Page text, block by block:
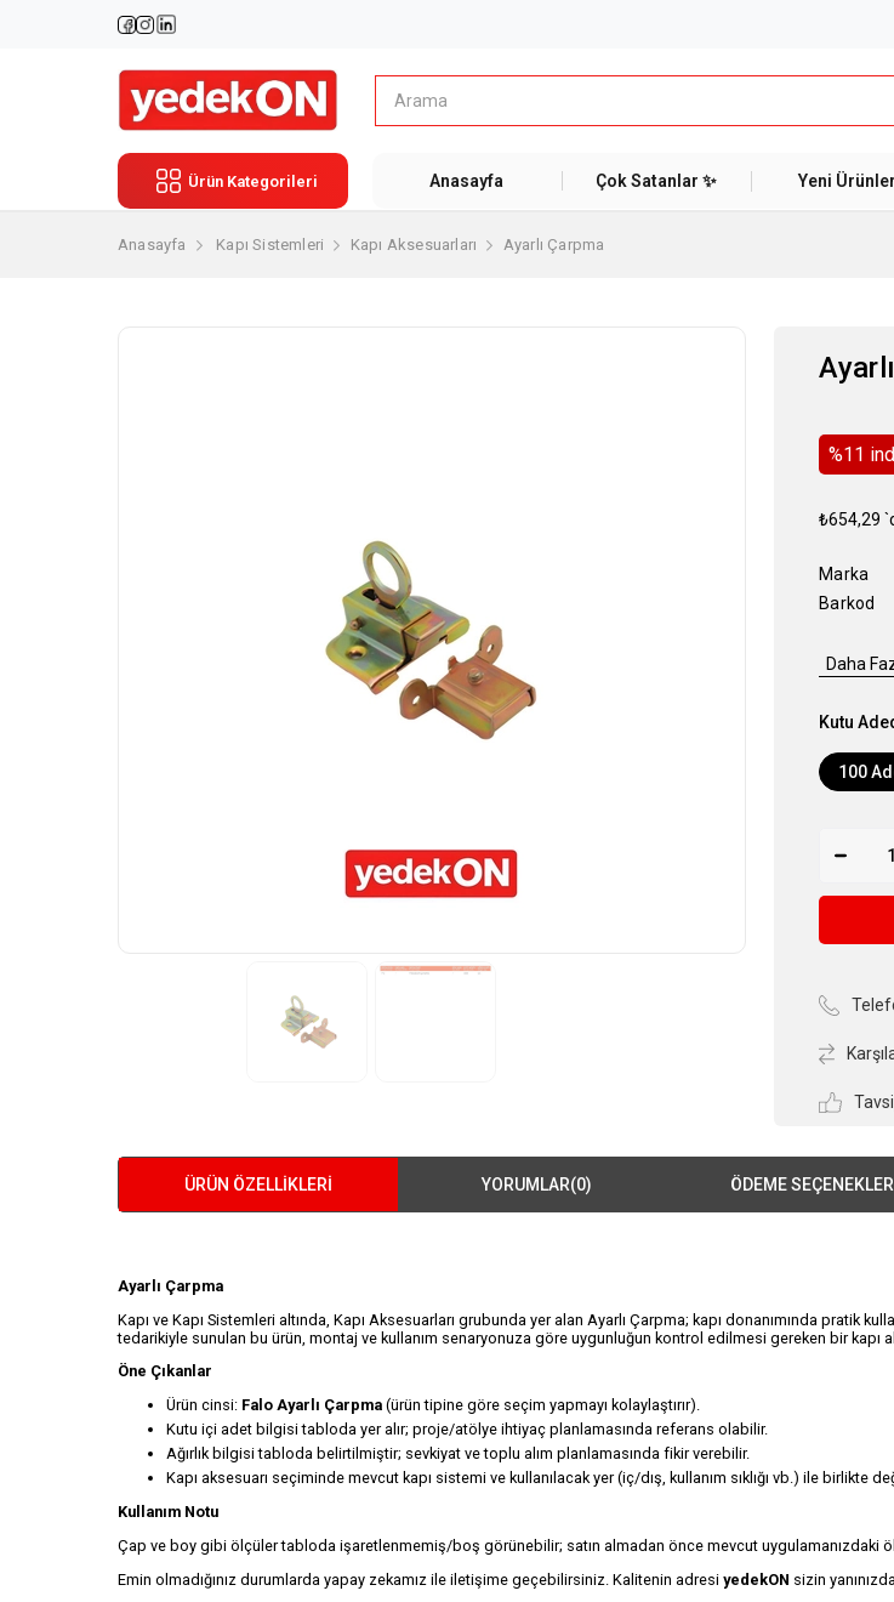
Ürün Kategorileri Anasayfa Çok Satanlar ✨ Yeni Ürünler
Anasayfa Kapı Sistemleri Kapı Aksesuarları Ayarlı Çarpma
%11
₺654,29
Marka
Barkod
Daha
Kutu
100
ÜRÜN ÖZELLIKLERI YORUMLAR(0) ÖDEME
Ayarlı Çarpma
Kapı ve Kapı Sistemleri altında, Kapı Aksesuarları grubunda yer alan Ayarlı Çarpma; kapı donanımında pratik
tedarikiyle sunulan bu ürün, montaj ve kullanım senaryonuza göre uygunluğun kontrol edilmesi gereken bir kapı
Öne Çıkanlar
Ürün cinsi: Falo Ayarlı Çarpma (ürün tipine göre seçim yapmayı kolaylaştırır).
Kutu içi adet bilgisi tabloda yer alır; proje/atölye ihtiyaç planlamasında referans olabilir.
Ağırlık bilgisi tabloda belirtilmiştir; sevkiyat ve toplu alım planlamasında fikir verebilir.
Kapı aksesuarı seçiminde mevcut kapı sistemi ve kullanılacak yer (iç/dış, kullanım sıklığı vb.) ile birlikte
Kullanım Notu
Çap ve boy gibi ölçüler tabloda işaretlenmemiş/boş görünebilir; satın almadan önce mevcut uygulamanızdaki
Emin olmadığınız durumlarda yapay zekamız ile iletişime geçebilirsiniz. Kalitenin adresi yedekON sizin yanınızda.